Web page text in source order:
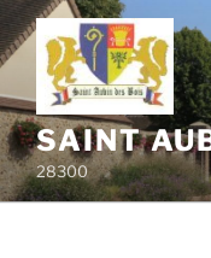
Aller
au
contenu
principal
SAINT
28300